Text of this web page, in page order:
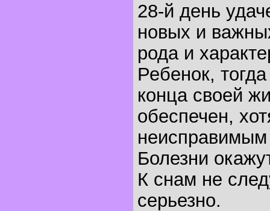
28-й день
новых и
рода и
Ребенок,
конца своей
обеспечен,
Болезни
К снам не
серьезно.